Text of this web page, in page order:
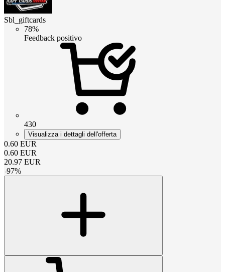
Sbl_giftcards
78%
Feedback positivo
430
Visualizza i dettagli dell'offerta
0.60 EUR
0.60 EUR
20.97 EUR
-97%